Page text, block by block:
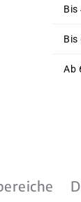
Bis
Bis
Ab